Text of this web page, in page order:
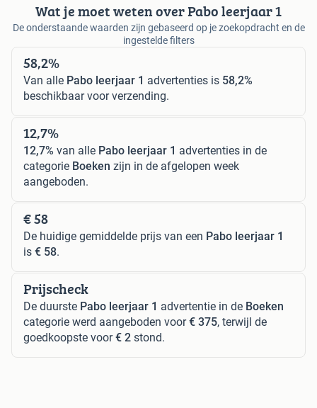
Wat je moet weten over Pabo leerjaar 1
De onderstaande waarden zijn gebaseerd op je zoekopdracht en de
ingestelde filters
58,2%
Van alle Pabo leerjaar 1 advertenties is 58,2%
beschikbaar voor verzending.
12,7%
12,7% van alle Pabo leerjaar 1 advertenties in de
categorie Boeken zijn in de afgelopen week
aangeboden.
€ 58
De huidige gemiddelde prijs van een Pabo leerjaar 1
is € 58.
Prijscheck
De duurste Pabo leerjaar 1 advertentie in de Boeken
categorie werd aangeboden voor€ 375, terwijl de
goedkoopste voor€ 2 stond.